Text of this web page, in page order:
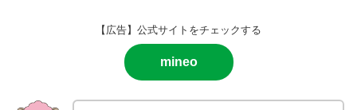
【広告】公式サイトをチェックする
mineo